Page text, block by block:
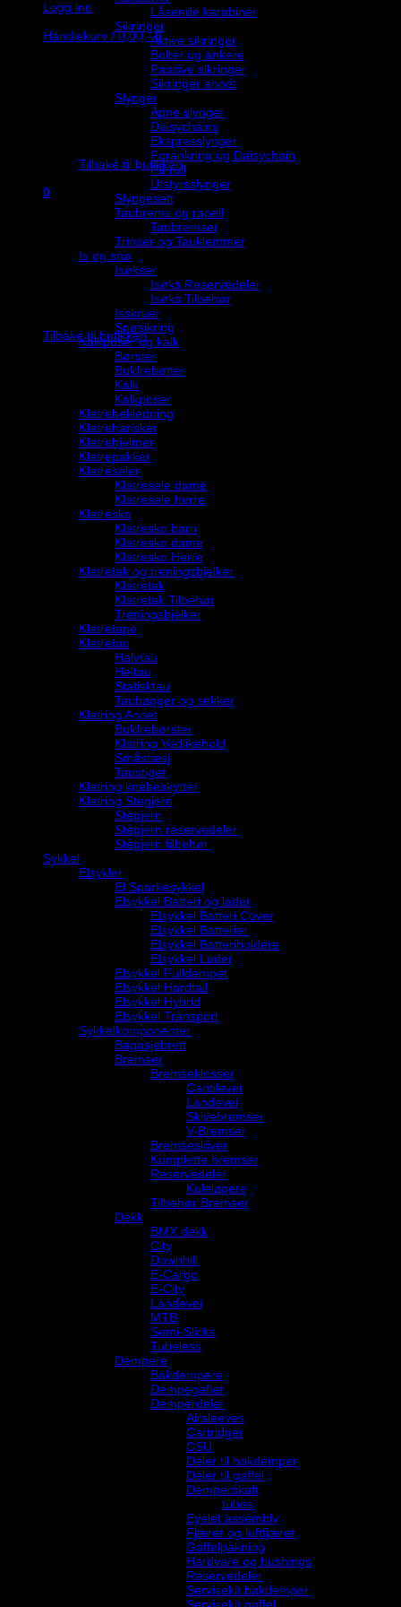
Logg inn
Handlekurv /0,00,- 0
Du har ingen produkter i handlekurven.
Tilbake til butikken
0
Du har ingen produkter i handlekurven.
Tilbake til butikken
Låsende karabiner
Sikringer
Aktive sikringer
Bolter og ankere
Passive sikringer
Sikringer annet
Slynger
Åpne slynger
Daisychains
Ekspresslynger
Forankring og Daisychain
På rull
Utstyrsslynger
Slyngesett
Taubrems og rapell
Taubremser
Trinser og Tauklemmer
Is og snø
Isøkser
Isøks Reservedeler
Isøks Tilbehør
Isskruer
Snøsikring
Kalkposer og kalk
Børster
Buldrebøtter
Kalk
Kalkposer
Klatrebekledning
Klatrehansker
Klatrehjelmer
Klatrepakker
Klatreseler
Klatresele dame
Klatresele herre
Klatresko
Klatresko barn
Klatresko dame
Klatresko Herre
Klatretak og treningsbjelker
Klatretak
Klatretak Tilbehør
Treningsbjelker
Klatretape
Klatretau
Halvtau
Heltau
Statisktau
Taubagger og sekker
Klatring Annet
Buldrebørster
Klatring Vedlikehold
Småstæsj
Taustiger
Klatring knebeskytter
Klatring Stegjern
Stegjern
Stegjern reservedeler
Stegjern tilbehør
Sykkel
Elsykler
El Sparkesykkel
Elsykkel Batteri og lader
Elsykkel Batteri Cover
Elsykkel Batterier
Elsykkel Batteriholdere
Elsykkel Lader
Elsykkel Fulldempet
Elsykkel Hardtail
Elsykkel Hybrid
Elsykkel Transport
Sykkelkomponenter
Bagasjebrett
Bremser
Bremseklosser
Cantilever
Landevei
Skivebremser
V-Bremser
Bremseskiver
Komplette bremser
Reservedeler
Kulelagere
Tilbehør Bremser
Dekk
BMX dekk
City
Downhill
E-Cargo
E-City
Landevei
MTB
Semi-Slicks
Tubeless
Dempere
Bakdempere
Dempegafler
Demperdeler
Airsleeves
Cartridger
CSU
Deler til bakdemper
Deler til gaffel
Demperskaft
tubes
Eyelet assembly
Fjærer og luftfjærer
Gaffelpakning
Hardvare og bushings
Reservedeler
Servicekit bakdemper